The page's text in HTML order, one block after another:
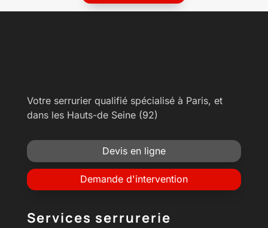
Votre serrurier qualifié spécialisé à Paris, et
dans les Hauts-de Seine (92)
Devis en ligne
Demande d'intervention
Services serrurerie